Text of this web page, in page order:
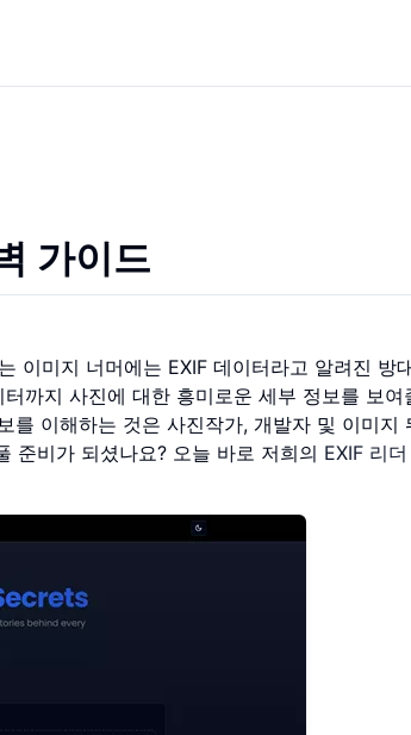
가이드
이미지 너머에는 EXIF 데이터라고 알려진 방
까지 사진에 대한 흥미로운 세부 정보를 보여
를 이해하는 것은 사진작가, 개발자 및 이미지
준비가 되셨나요? 오늘 바로 저희의 EXIF 리더